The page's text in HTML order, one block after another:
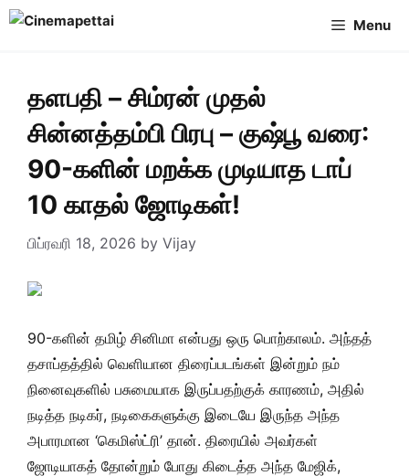
Skip
Menu
தளபதி – சிம்ரன் முதல்
சின்னத்தம்பி பிரபு – குஷ்பூ வரை:
90-களின் மறக்க முடியாத டாப்
10 காதல் ஜோடிகள்!
பிப்ரவரி 18, 2026 by Vijay
90-களின் தமிழ் சினிமா என்பது ஒரு பொற்காலம். அந்தத்
தசாப்தத்தில் வெளியான திரைப்படங்கள் இன்றும் நம்
நினைவுகளில் பசுமையாக இருப்பதற்குக் காரணம், அதில்
நடித்த நடிகர், நடிகைகளுக்கு இடையே இருந்த அந்த
அபாரமான ‘கெமிஸ்ட்ரி’ தான். திரையில் அவர்கள்
ஜோடியாகத் தோன்றும் போது கிடைத்த அந்த மேஜிக்,